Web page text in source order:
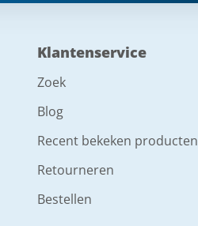
Klantenservice
Zoek
Blog
Recent bekeken producten
Retourneren
Bestellen